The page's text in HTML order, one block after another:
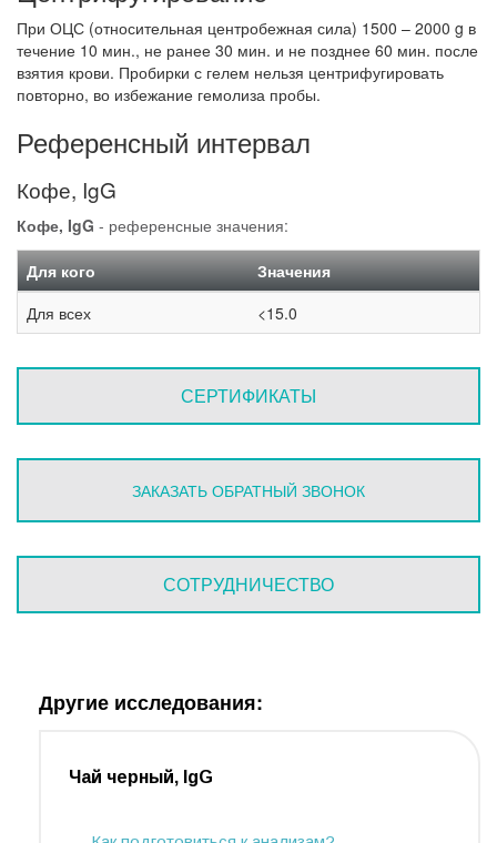
При ОЦС (относительная центробежная сила) 1500 – 2000 g в
течение 10 мин., не ранее 30 мин. и не позднее 60 мин. после
взятия крови. Пробирки с гелем нельзя центрифугировать
повторно, во избежание гемолиза пробы.
Референсный интервал
Кофе, IgG
Кофе, IgG - референсные значения:
Для кого
Значения
Для всех
<15.0
СЕРТИФИКАТЫ
ЗАКАЗАТЬ ОБРАТНЫЙ ЗВОНОК
СОТРУДНИЧЕСТВО
Другие исследования:
Чай черный, IgG